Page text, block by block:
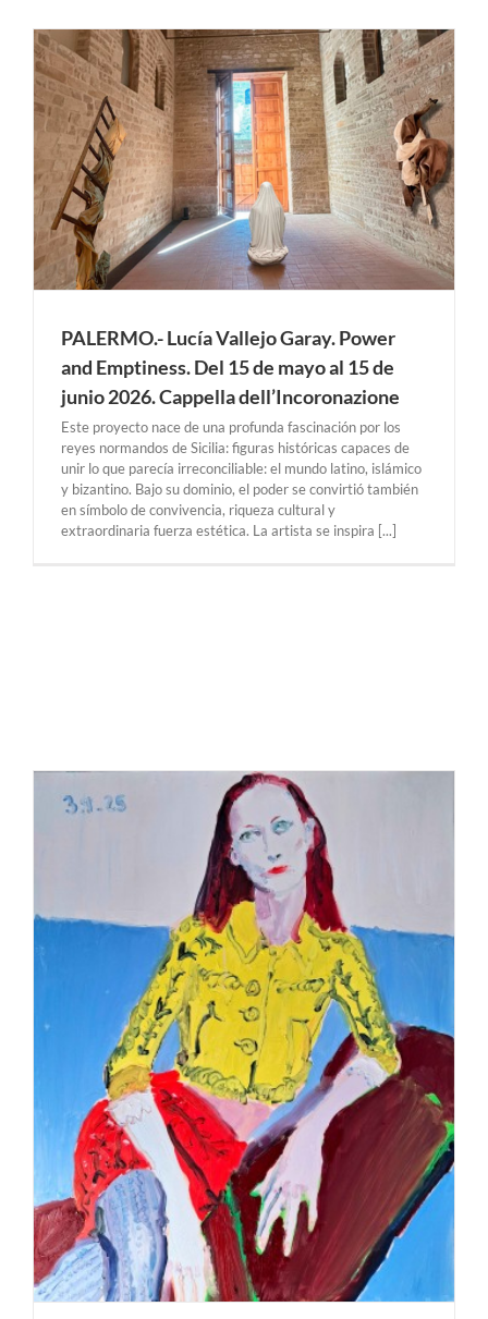
PALERMO.- Lucía Vallejo Garay. Power
and Emptiness. Del 15 de mayo al 15 de
junio 2026. Cappella dell’Incoronazione
Este proyecto nace de una profunda fascinación por los
reyes normandos de Sicilia: figuras históricas capaces de
unir lo que parecía irreconciliable: el mundo latino, islámico
y bizantino. Bajo su dominio, el poder se convirtió también
en símbolo de convivencia, riqueza cultural y
extraordinaria fuerza estética. La artista se inspira [...]